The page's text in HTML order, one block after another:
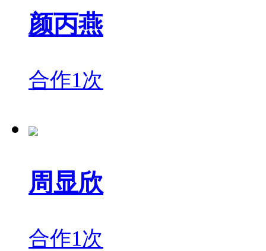
颜丙燕
合作1次
周显欣
合作1次